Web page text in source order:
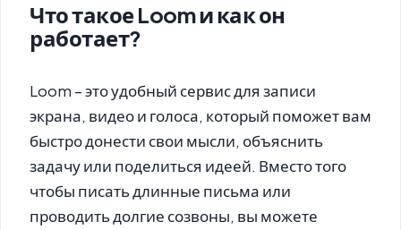
Что такое Loom и как он
работает?
Loom – это удобный сервис для записи
экрана, видео и голоса, который поможет вам
быстро донести свои мысли, объяснить
задачу или поделиться идеей. Вместо того
чтобы писать длинные письма или
проводить долгие созвоны, вы можете